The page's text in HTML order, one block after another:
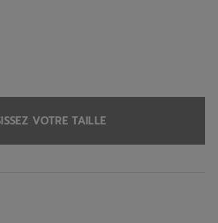
VOTRE TAILLE